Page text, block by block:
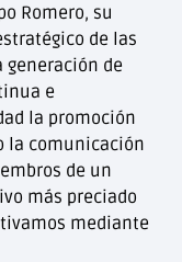
Romero, su
de las
generación de
e
la promoción
la comunicación
de un
más preciado
mediante